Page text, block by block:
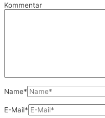
Kommentar
Name*
E-Mail*